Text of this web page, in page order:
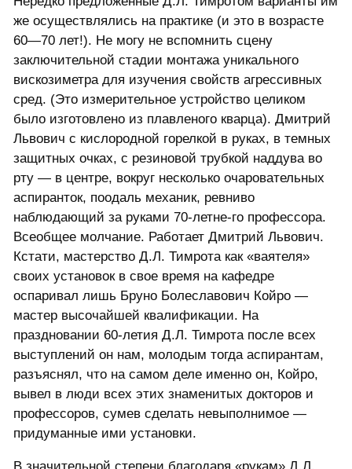
же осуществлялись на практике (и это в возрасте
60—70 лет!). Не могу не вспомнить сцену
заключительной стадии монтажа уникального
вискозиметра для изучения свойств агрессивных
сред. (Это измерительное устройство целиком
было изготовлено из плавленого кварца). Дмитрий
Львович с кислородной горелкой в руках, в темных
защитных очках, с резиновой трубкой наддува во
рту — в центре, вокруг несколько очаровательных
аспиранток, поодаль механик, ревниво
наблюдающий за руками 70-летне-го профессора.
Всеобщее молчание. Работает Дмитрий Львович.
Кстати, мастерство Д.Л. Тимрота как «ваятеля»
своих установок в свое время на кафедре
оспаривал лишь Бруно Болеславович Койро —
мастер высочайшей квалификации. На
праздновании 60-летия Д.Л. Тимрота после всех
выступлений он нам, молодым тогда аспирантам,
разъяснял, что на самом деле именно он, Койро,
вывел в люди всех этих знаменитых докторов и
профессоров, сумев сделать невыполнимое —
придуманные ими установки.